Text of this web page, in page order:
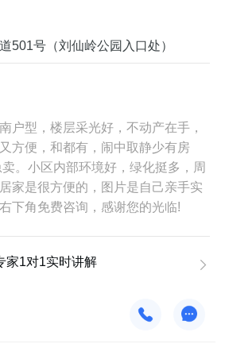
501号（刘仙岭公园入口处）
户型，楼层采光好，不动产在手，
方便，和都有，闹中取静少有房
。小区内部环境好，绿化挺多，周
家是很方便的，图片是自己亲手实
下角免费咨询，感谢您的光临!
家1对1实时讲解